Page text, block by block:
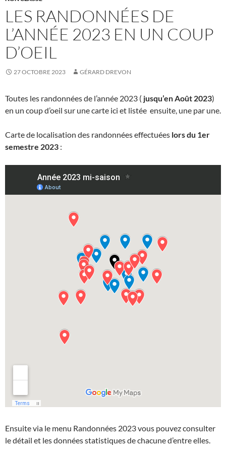
LES RANDONNÉES DE
L’ANNÉE 2023 EN UN COUP
D’OEIL
27 OCTOBRE 2023 GÉRARD DREVON
Toutes les randonnées de l’année 2023 ( jusqu’en Août 2023)
en un coup d’oeil sur une carte ici et listée ensuite, une par une.
Carte de localisation des randonnées effectuées lors du 1er
semestre 2023 :
Ensuite via le menu Randonnées 2023 vous pouvez consulter
le détail et les données statistiques de chacune d’entre elles.